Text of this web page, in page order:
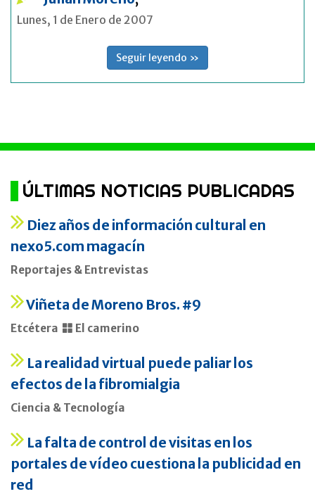
Lunes, 1 de Enero de 2007
Seguir leyendo »
ÚLTIMAS NOTICIAS PUBLICADAS
Diez años de información cultural en
nexo5.com magacín
Reportajes & Entrevistas
Viñeta de Moreno Bros. #9
Etcétera El camerino
La realidad virtual puede paliar los
efectos de la fibromialgia
Ciencia & Tecnología
La falta de control de visitas en los
portales de vídeo cuestiona la publicidad en
red